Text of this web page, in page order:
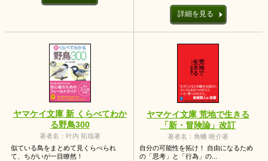
詳細を見る
ヤマケイ文庫 新 くらべてわか
る野鳥300
著者名：叶内 拓哉著
似ている鳥をまとめて見くらべられ
て、ちがいが一目瞭然！
ヤマケイ文庫 荒地で生きる
「新・冒険論」改訂
著者名：角幡 唯介著
自分の可能性を拓け！ 自由になるため
の「思考」と「行為」の...